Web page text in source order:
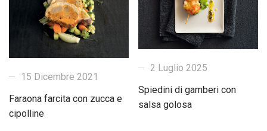
15 Dicembre 2021
Faraona farcita con zucca e
cipolline
2 Luglio 2025
Spiedini di gamberi con
salsa golosa